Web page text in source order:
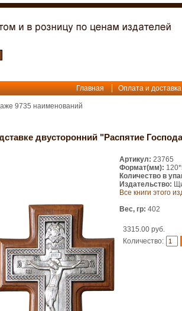
Главная Оплата и доставка
9735 наименований
двусторонний "Распятие
Артикул: 23765
Формат(мм):
Количество в
Издательство:
Все книги этого
Вес, гр: 402
3315.00 руб.
Количество: